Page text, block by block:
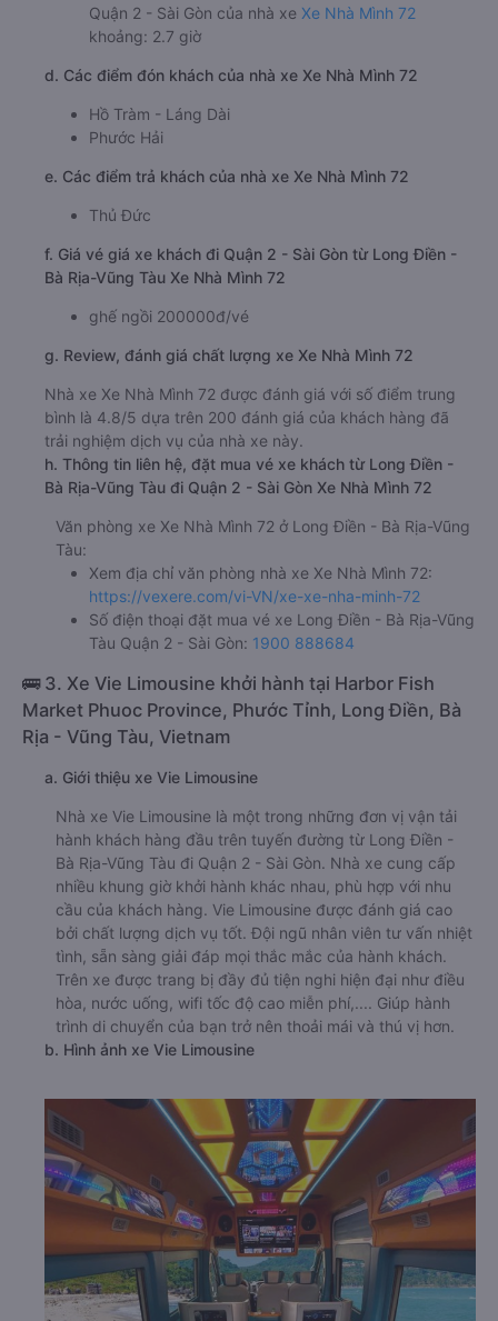
Quận 2 - Sài Gòn của nhà xe Xe Nhà Mình 72
khoảng: 2.7 giờ
d. Các điểm đón khách của nhà xe Xe Nhà Mình 72
Hồ Tràm - Láng Dài
Phước Hải
e. Các điểm trả khách của nhà xe Xe Nhà Mình 72
Thủ Đức
f. Giá vé giá xe khách đi Quận 2 - Sài Gòn từ Long Điền -
Bà Rịa-Vũng Tàu Xe Nhà Mình 72
ghế ngồi 200000đ/vé
g. Review, đánh giá chất lượng xe Xe Nhà Mình 72
Nhà xe Xe Nhà Mình 72 được đánh giá với số điểm trung
bình là 4.8/5 dựa trên 200 đánh giá của khách hàng đã
trải nghiệm dịch vụ của nhà xe này.
h. Thông tin liên hệ, đặt mua vé xe khách từ Long Điền -
Bà Rịa-Vũng Tàu đi Quận 2 - Sài Gòn Xe Nhà Mình 72
Văn phòng xe Xe Nhà Mình 72 ở Long Điền - Bà Rịa-Vũng
Tàu:
Xem địa chỉ văn phòng nhà xe Xe Nhà Mình 72:
https://vexere.com/vi-VN/xe-xe-nha-minh-72
Số điện thoại đặt mua vé xe Long Điền - Bà Rịa-Vũng
Tàu Quận 2 - Sài Gòn: 1900 888684
🚌 3. Xe Vie Limousine khởi hành tại Harbor Fish
Market Phuoc Province, Phước Tỉnh, Long Điền, Bà
Rịa - Vũng Tàu, Vietnam
a. Giới thiệu xe Vie Limousine
Nhà xe Vie Limousine là một trong những đơn vị vận tải
hành khách hàng đầu trên tuyến đường từ Long Điền -
Bà Rịa-Vũng Tàu đi Quận 2 - Sài Gòn. Nhà xe cung cấp
nhiều khung giờ khởi hành khác nhau, phù hợp với nhu
cầu của khách hàng. Vie Limousine được đánh giá cao
bởi chất lượng dịch vụ tốt. Đội ngũ nhân viên tư vấn nhiệt
tình, sẵn sàng giải đáp mọi thắc mắc của hành khách.
Trên xe được trang bị đầy đủ tiện nghi hiện đại như điều
hòa, nước uống, wifi tốc độ cao miễn phí,.... Giúp hành
trình di chuyển của bạn trở nên thoải mái và thú vị hơn.
b. Hình ảnh xe Vie Limousine